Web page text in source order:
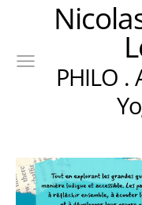
PHILO .